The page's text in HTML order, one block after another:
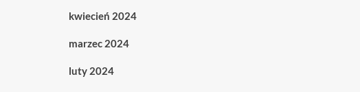
kwiecień 2024
marzec 2024
luty 2024